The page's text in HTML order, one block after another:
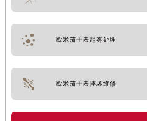
欧米茄手表起雾处理
欧米茄手表摔坏维修